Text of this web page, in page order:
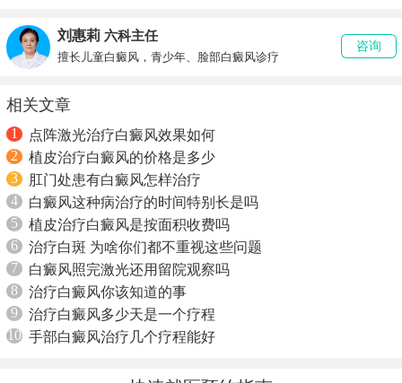
刘惠莉 六科主任
擅长儿童白癜风，青少年、脸部白癜风诊疗
咨询
相关文章
1
点阵激光治疗白癜风效果如何
2
植皮治疗白癜风的价格是多少
3
肛门处患有白癜风怎样治疗
4
白癜风这种病治疗的时间特别长是吗
5
植皮治疗白癜风是按面积收费吗
6
治疗白斑 为啥你们都不重视这些问题
7
白癜风照完激光还用留院观察吗
8
治疗白癜风你该知道的事
9
治疗白癜风多少天是一个疗程
10 手部白癜风治疗几个疗程能好